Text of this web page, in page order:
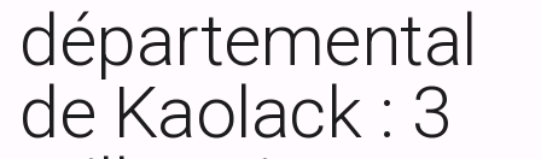
départemental
de Kaolack : 3